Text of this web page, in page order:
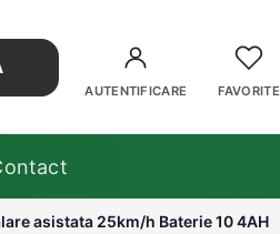
AUTENTIFICARE FAVORITE
asistata 25km/h Baterie 10 4AH